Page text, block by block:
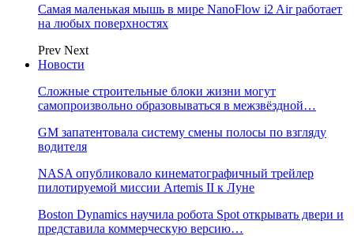
Самая маленькая мышь в мире NanoFlow i2 Air работает
на любых поверхностях
Prev Next
Новости
Сложные строительные блоки жизни могут
самопроизвольно образовываться в межзвёздной…
GM запатентовала систему смены полосы по взгляду
водителя
NASA опубликовало кинематографичный трейлер
пилотируемой миссии Artemis II к Луне
Boston Dynamics научила робота Spot открывать двери и
представила коммерческую версию…